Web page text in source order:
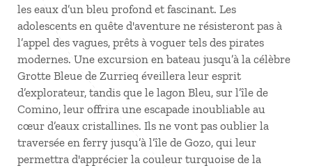
les eaux d’un bleu profond et fascinant. Les
adolescents en quête d'aventure ne résisteront pas à
l’appel des vagues, prêts à voguer tels des pirates
modernes. Une excursion en bateau jusqu’à la célèbre
Grotte Bleue de Zurrieq éveillera leur esprit
d’explorateur, tandis que le lagon Bleu, sur l’île de
Comino, leur offrira une escapade inoubliable au
cœur d’eaux cristallines. Ils ne vont pas oublier la
traversée en ferry jusqu’à l’île de Gozo, qui leur
permettra d'apprécier la couleur turquoise de la